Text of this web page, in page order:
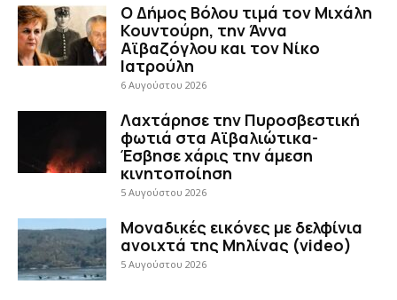
Ο Δήμος Βόλου τιμά τον Μιχάλη
Κουντούρη, την Άννα
Αϊβαζόγλου και τον Νίκο
Ιατρούλη
6 Αυγούστου 2026
Λαχτάρησε την Πυροσβεστική
φωτιά στα Αϊβαλιώτικα-
Έσβησε χάρις την άμεση
κινητοποίηση
5 Αυγούστου 2026
Μοναδικές εικόνες με δελφίνια
ανοιχτά της Μηλίνας (video)
5 Αυγούστου 2026